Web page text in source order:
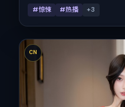
#惊悚 #热播 +3
CN